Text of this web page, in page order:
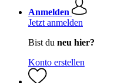
Anmelden
Jetzt anmelden
Bist du neu hier?
Konto erstellen